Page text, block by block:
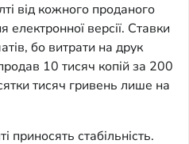
від кожного проданого
версії. Ставки
бо витрати на друк
10 тисяч копій за 200
тисяч гривень лише на
приносять стабільність.